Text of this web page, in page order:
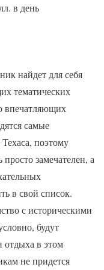
в день
найдет для себя
тематических
впечатляющих
самые
поэтому
замечателен, а
в свой список.
с историческими
будут
отдыха в этом
не придется